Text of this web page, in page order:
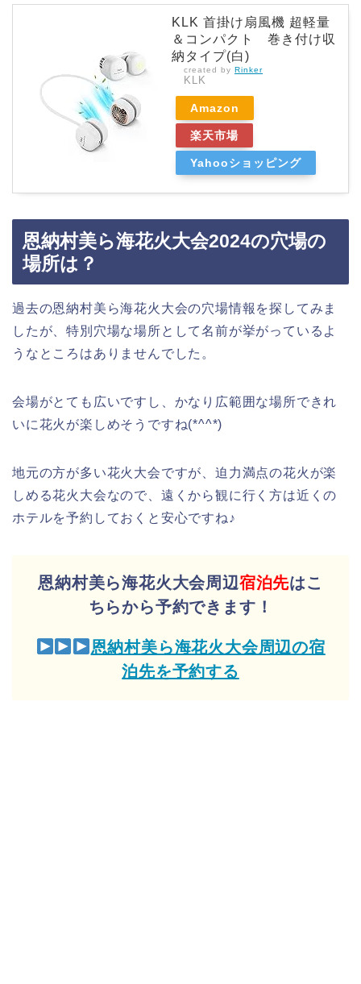
KLK 首掛け扇風機 超軽量
＆コンパクト 巻き付け収
納タイプ(白)
created by Rinker
KLK
Amazon
楽天市場
Yahooショッピング
恩納村美ら海花火大会2024の穴場の
場所は？
過去の恩納村美ら海花火大会の穴場情報を探してみま
したが、特別穴場な場所として名前が挙がっているよ
うなところはありませんでした。
会場がとても広いですし、かなり広範囲な場所できれ
いに花火が楽しめそうですね(*^^*)
地元の方が多い花火大会ですが、迫力満点の花火が楽
しめる花火大会なので、遠くから観に行く方は近くの
ホテルを予約しておくと安心ですね♪
恩納村美ら海花火大会周辺宿泊先はこ
ちらから予約できます！
恩納村美ら海花火大会周辺の宿
泊先を予約する